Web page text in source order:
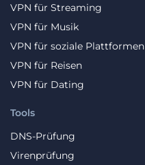
VPN für Streaming
VPN für Musik
VPN für soziale Plattformen
VPN für Reisen
VPN für Dating
Tools
DNS-Prüfung
Virenprüfung